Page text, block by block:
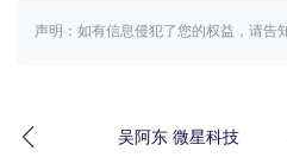
声明：如有信息侵犯了您的权益，请告
吴阿东 微星科技